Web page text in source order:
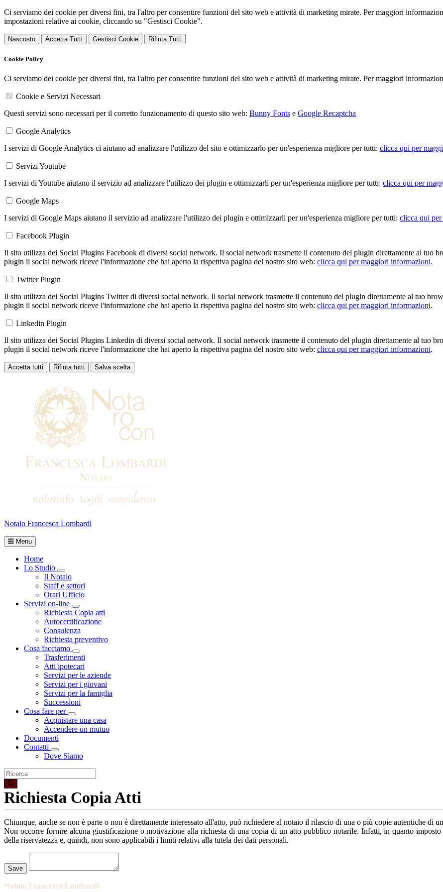
Ci serviamo dei cookie per diversi fini, tra l'altro per consentire funzioni del sito web e attività di marketing mirate. Per maggiori
impostazioni relative ai cookie, cliccando su "Gestisci Cookie".
Nascosto Accetta Tutti Gestisci Cookie Rifiuta Tutti
Cookie Policy
Ci serviamo dei cookie per diversi fini, tra l'altro per consentire funzioni del sito web e attività di marketing mirate. Per maggiori
Cookie e Servizi Necessari
Questi servizi sono necessari per il corretto funzionamento di questo sito web: Bunny Fonts e Google Recaptcha
Google Analytics
I servizi di Google Analytics ci aiutano ad analizzare l'utilizzo del sito e ottimizzarlo per un'esperienza migliore per tutti: clicca qui per
Servizi Youtube
I servizi di Youtube aiutano il servizio ad analizzare l'utilizzo dei plugin e ottimizzarli per un'esperienza migliore per tutti: clicca qui per
Google Maps
I servizi di Google Maps aiutano il servizio ad analizzare l'utilizzo dei plugin e ottimizzarli per un'esperienza migliore per tutti: clicca qui
Facebook Plugin
Il sito utilizza dei Social Plugins Facebook di diversi social network. Il social network trasmette il contenuto del plugin direttamente al tuo
plugin il social network riceve l'informazione che hai aperto la rispettiva pagina del nostro sito web: clicca qui per maggiori informazioni.
Twitter Plugin
Il sito utilizza dei Social Plugins Twitter di diversi social network. Il social network trasmette il contenuto del plugin direttamente al tuo
plugin il social network riceve l'informazione che hai aperto la rispettiva pagina del nostro sito web: clicca qui per maggiori informazioni.
Linkedin Plugin
Il sito utilizza dei Social Plugins Linkedin di diversi social network. Il social network trasmette il contenuto del plugin direttamente al tuo
plugin il social network riceve l'informazione che hai aperto la rispettiva pagina del nostro sito web: clicca qui per maggiori informazioni.
Accetta tutti Rifiuta tutti Salva scelta
Notaio Francesca Lombardi
Menu
Home
Lo Studio
Toggle Dropdown
Il Notaio
Staff e settori
Orari Ufficio
Servizi on-line
Toggle Dropdown
Richiesta Copia atti
Autocertificazione
Consulenza
Richiesta preventivo
Cosa facciamo
Toggle Dropdown
Trasferimenti
Atti ipotecari
Servizi per le aziende
Servizi per i giovani
Servizi per la famiglia
Successioni
Cosa fare per
Toggle Dropdown
Acquistare una casa
Accendere un mutuo
Documenti
Contatti
Toggle Dropdown
Dove Siamo
Richiesta Copia Atti
Chiunque, anche se non è parte o non è direttamente interessato all'atto, può richiedere al notaio il rilascio di una o più copie autentiche di
Non occorre fornire alcuna giustificazione o motivazione alla richiesta di una copia di un atto pubblico notarile. Infatti, in quanto
della riservatezza e, quindi, non sono applicabili i limiti relativi alla tutela dei dati personali.
Save
Notaio Francesca Lombardi